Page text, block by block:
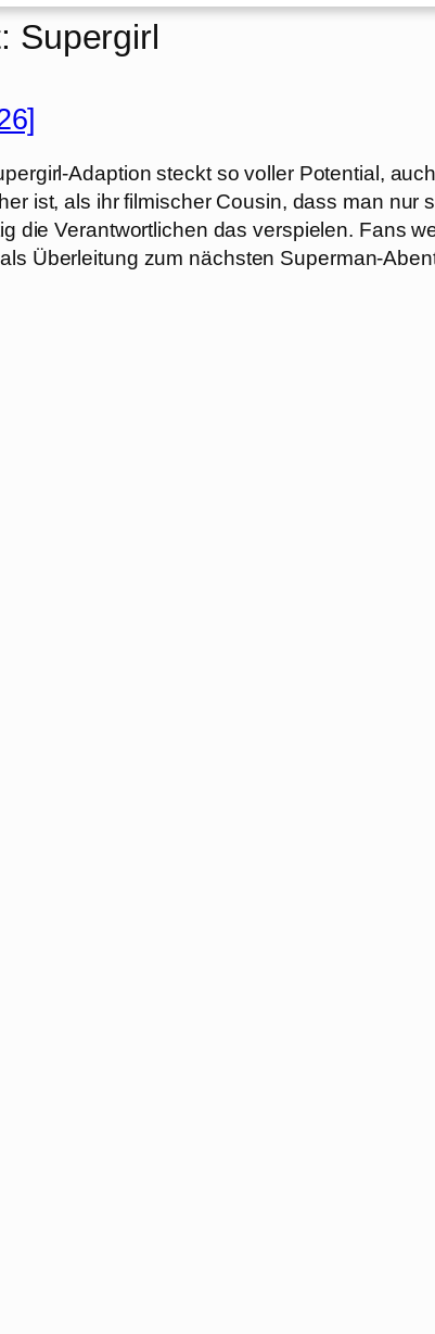
Supergirl
Adaption steckt so voller Potential,
ist, als ihr filmischer Cousin, dass man nur
die Verantwortlichen das verspielen. Fans
Überleitung zum nächsten Superman-